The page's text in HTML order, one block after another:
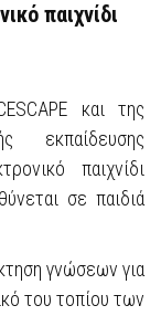
παιχνίδι
και της
εκπαίδευσης
παιχνίδι
σε παιδιά
γνώσεων για
του τοπίου των